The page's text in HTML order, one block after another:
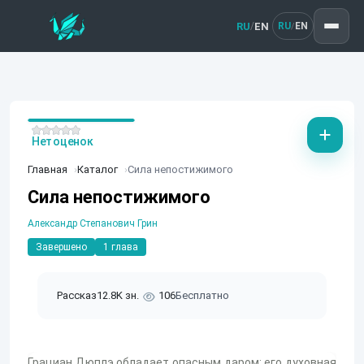
RU/EN RU/ EN
Главная Каталог Сила непостижимого
Сила непостижимого
Александр Степанович Грин
Завершено 1 глава
Рассказ12.8K зн. 106Бесплатно
Нет оценок